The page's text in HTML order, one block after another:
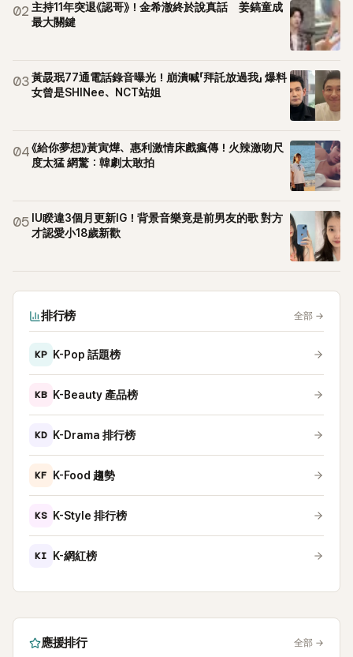
02 主持11年突退《認哥》！金希澈終於說真話 姜鎬童成
最大關鍵
03黃晸珉77通電話錄音曝光！崩潰喊「拜託放過我」 爆料
女曾是SHINee、NCT站姐
04《給你夢想》黃寅燁、惠利激情床戲瘋傳！火辣激吻尺
度太猛 網驚：韓劇太敢拍
05 IU睽違3個月更新IG！背景音樂竟是前男友的歌 對方
才認愛小18歲新歡
排行榜 全部 →
KP K-Pop 話題榜
KB K-Beauty 產品榜
KD K-Drama 排行榜
KF K-Food 趨勢
KS K-Style 排行榜
KI K-網紅榜
應援排行 全部 →